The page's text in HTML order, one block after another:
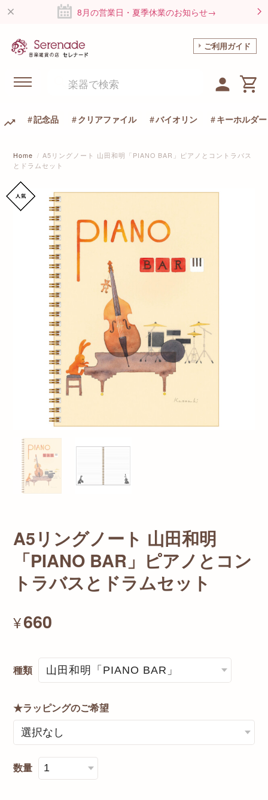
8月の営業日・夏季休業のお知らせ→
ご利用ガイド
記念品 クリアファイル バイオリン キーホルダー
Home
A5リングノート 山田和明「PIANO BAR」ピアノとコントラバス
とドラムセット
A5リングノート 山田和明
「PIANO BAR」ピアノとコン
トラバスとドラムセット
¥660
種類
★ラッピングのご希望
数量